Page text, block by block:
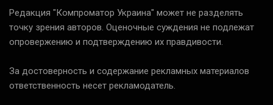
Редакция "Компроматор Украина" может не разделять
точку зрения авторов. Оценочные суждения не подлежат
опровержению и подтверждению их правдивости.
За достоверность и содержание рекламных материалов
ответственность несет рекламодатель.